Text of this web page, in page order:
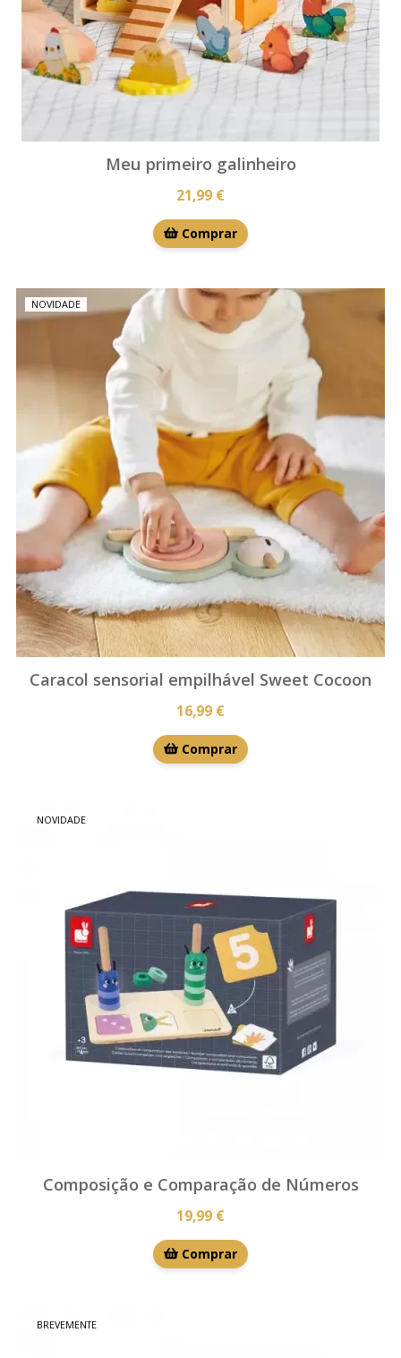
Meu primeiro galinheiro
21,99 €
Comprar
NOVIDADE
Caracol sensorial empilhável Sweet Cocoon
16,99 €
Comprar
NOVIDADE
Composição e Comparação de Números
19,99 €
Comprar
BREVEMENTE